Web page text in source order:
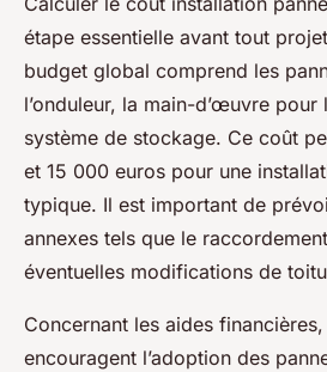
étape essentielle avant tout
budget global comprend les
l’onduleur, la main-d’œuvre
système de stockage. Ce coût
et 15 000 euros pour une
typique. Il est important de
annexes tels que le
éventuelles modifications de
Concernant les aides
encouragent l’adoption des